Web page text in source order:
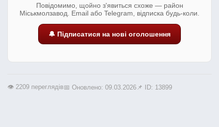
Повідомимо, щойно з'явиться схоже — район
Міськмолзавод. Email або Telegram, відписка будь-коли.
🔔 Підписатися на нові оголошення
👁️ 2209 переглядів📅 Оновлено: 09.03.2026📌 ID: 13899